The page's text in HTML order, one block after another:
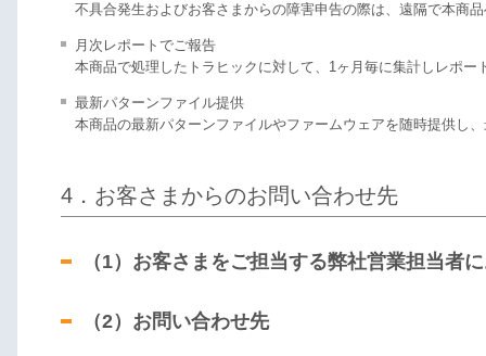
不具合発生およびお客さまからの障害申告の際は、遠隔で本商
月次レポートでご報告
本商品で処理したトラヒックに対して、1ヶ月毎に集計しレポー
最新パターンファイル提供
本商品の最新パターンファイルやファームウェアを随時提供し
4．お客さまからのお問い合わせ先
（1）お客さまをご担当する弊社営業担当者
（2）お問い合わせ先